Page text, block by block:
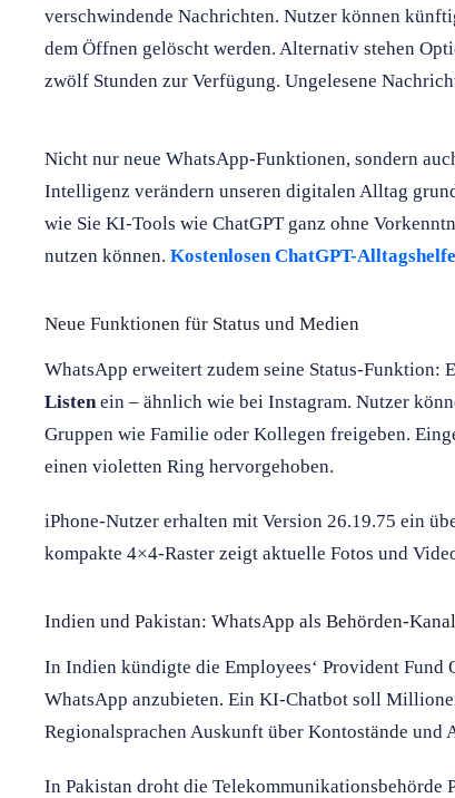
verschwindende Nachrichten. Nutzer können
dem Öffnen gelöscht werden. Alternativ stehen
zwölf Stunden zur Verfügung. Ungelesene
Nicht nur neue WhatsApp-Funktionen, sondern
Intelligenz verändern unseren digitalen Alltag
wie Sie KI-Tools wie ChatGPT ganz ohne
nutzen können. Kostenlosen ChatGPT-
Neue Funktionen für Status und Medien
WhatsApp erweitert zudem seine Status-Funktion:
Listen ein – ähnlich wie bei Instagram. Nutzer
Gruppen wie Familie oder Kollegen freigeben.
einen violetten Ring hervorgehoben.
iPhone-Nutzer erhalten mit Version 26.19.75 ein
kompakte 4×4-Raster zeigt aktuelle Fotos und
Indien und Pakistan: WhatsApp als Behörden-Kanal
In Indien kündigte die Employees‘ Provident Fund
WhatsApp anzubieten. Ein KI-Chatbot soll
Regionalsprachen Auskunft über Kontostände und
In Pakistan droht die Telekommunikationsbehörde